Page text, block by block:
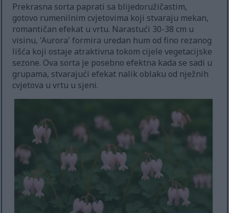
Prekrasna sorta paprati sa blijedoružičastim,
gotovo rumenilnim cvjetovima koji stvaraju mekan,
romantičan efekat u vrtu. Narastući 30-38 cm u
visinu, 'Aurora' formira uredan hum od fino rezanog
lišća koji ostaje atraktivna tokom cijele vegetacijske
sezone. Ova sorta je posebno efektna kada se sadi u
grupama, stvarajući efekat nalik oblaku od nježnih
cvjetova u vrtu u sjeni.